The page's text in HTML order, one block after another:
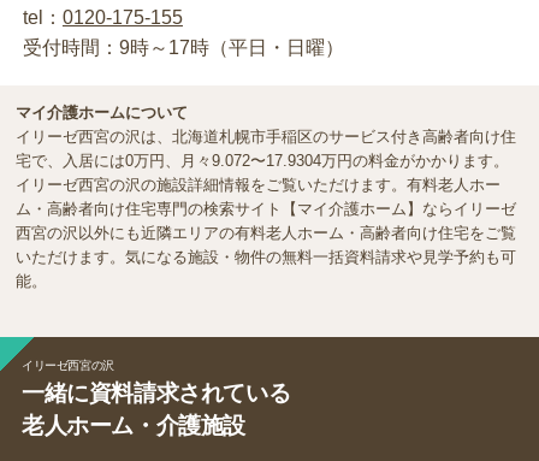
tel： 0120-175-155
受付時間：9時～17時（平日・日曜）
マイ介護ホームについて
イリーゼ西宮の沢は、北海道札幌市手稲区のサービス付き高齢者向け住
宅で、入居には0万円、月々9.072〜17.9304万円の料金がかかります。
イリーゼ西宮の沢の施設詳細情報をご覧いただけます。有料老人ホー
ム・高齢者向け住宅専門の検索サイト【マイ介護ホーム】ならイリーゼ
西宮の沢以外にも近隣エリアの有料老人ホーム・高齢者向け住宅をご覧
いただけます。気になる施設・物件の無料一括資料請求や見学予約も可
能。
イリーゼ西宮の沢
一緒に資料請求されている
老人ホーム・介護施設